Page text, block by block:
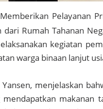
Pelayanan
Rumah Tahanan
kegiatan
warga binaan lanjut
Yansen, menjelaskan
mendapatkan makanan